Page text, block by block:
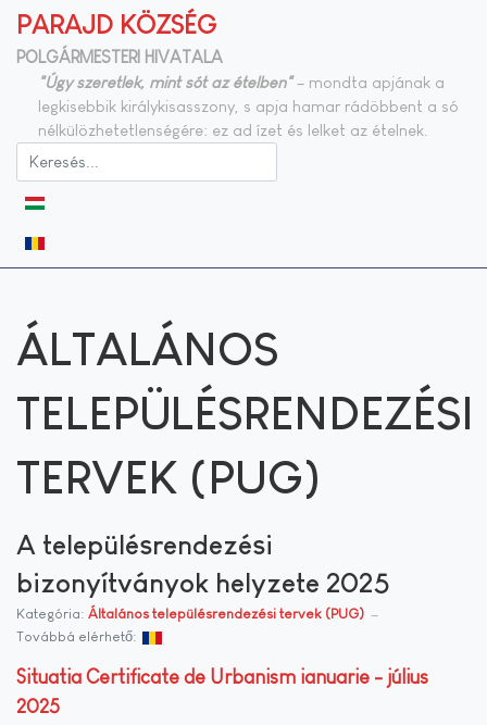
PARAJD KÖZSÉG
POLGÁRMESTERI HIVATALA
"Úgy szeretlek, mint sót az ételben"– mondta apjának a
legkisebbik királykisasszony, s apja hamar rádöbbent a só
nélkülözhetetlenségére: ez ad ízet és lelket az ételnek.
ÁLTALÁNOS
TELEPÜLÉSRENDEZÉSI
TERVEK (PUG)
A településrendezési
bizonyítványok helyzete 2025
Kategória: Általános településrendezési tervek (PUG)
Továbbá elérhető:
Situatia Certificate de Urbanism ianuarie - július
2025